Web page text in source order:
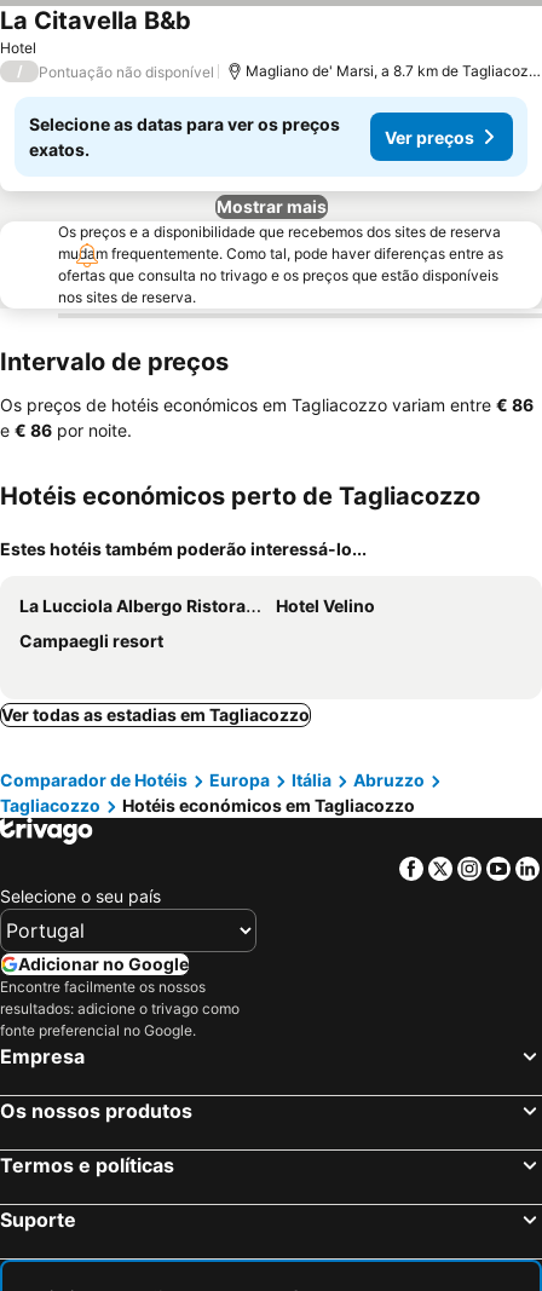
Hotel
La Citavella B&b
/ Pontuação não disponível Magliano de' Marsi, a 8.7 km de
Selecione as datas para ver os preços
exatos.
Ver preços
Mostrar mais
Os preços e a disponibilidade que recebemos dos sites de reserva
mudam frequentemente. Como tal, pode haver diferenças entre as
ofertas que consulta no trivago e os preços que estão disponíveis
nos sites de reserva.
Intervalo de preços
Os preços de hotéis económicos em Tagliacozzo variam entre ‎€ 86
e ‎€ 86 por noite.
Hotéis económicos perto de Tagliacozzo
Estes hotéis também poderão interessá-lo...
La Lucciola Albergo Ristorante
Hotel Velino
Campaegli resort
Ver todas as estadias em Tagliacozzo
Comparador de Hotéis Europa Itália
Abruzzo
Tagliacozzo
Hotéis económicos em Tagliacozzo
Facebook
Twitter
Selecione o seu país
Adicionar no Google
Encontre facilmente os nossos
resultados: adicione o trivago como
fonte preferencial no Google.
Empresa
Os nossos produtos
Termos e políticas
Suporte